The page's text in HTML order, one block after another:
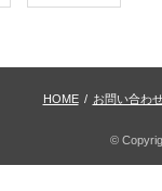
HOME / お問い合わ
©